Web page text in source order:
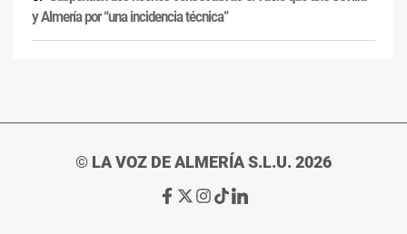
y Almería por “una incidencia técnica”
© LA VOZ DE ALMERÍA S.L.U. 2026
Ir
Ir
Ir Ir Ir